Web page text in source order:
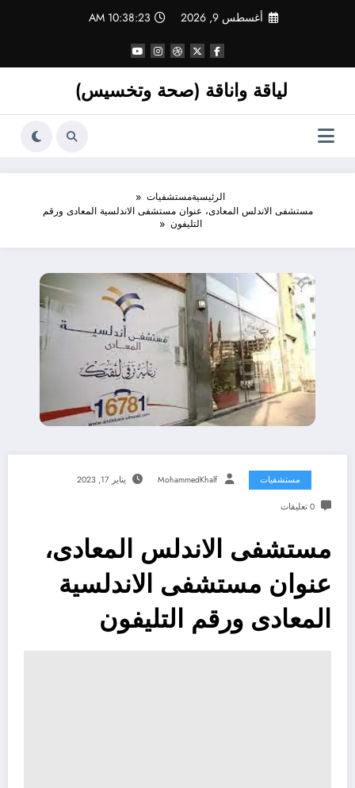
أغسطس 9, 2026 10:38:24 AM
لياقة واناقة (صحة وتخسيس)
الرئيسيةمستشفيات
مستشفى الاندلس المعادى، عنوان مستشفى الاندلسية المعادى ورقم
التليفون
مستشفيات MohammedKhalf يناير 17, 2023
0 تعليقات
مستشفى الاندلس المعادى،
عنوان مستشفى الاندلسية
المعادى ورقم التليفون